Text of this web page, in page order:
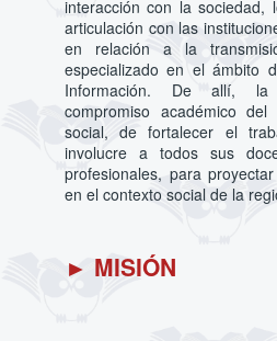
interacción con la sociedad,
articulación con las
en relación a la
especializado en el ámbito
Información. De allí, la
compromiso académico
social, de fortalecer el
involucre a todos sus
profesionales, para
en el contexto social de la
► MISIÓN